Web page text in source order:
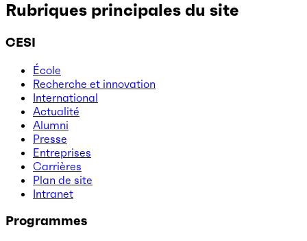
Rubriques principales du site
CESI
École
Recherche et innovation
International
Actualité
Alumni
Presse
Entreprises
Carrières
Plan de site
Intranet
Programmes